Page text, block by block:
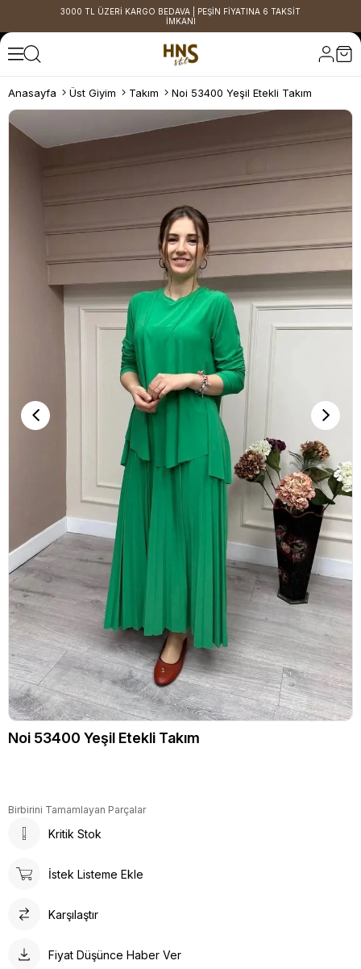
3000 TL ÜZERİ KARGO BEDAVA | PEŞİN FİYATINA 6 TAKSİT
İMKANI
Anasayfa Üst Giyim Takım Noi 53400 Yeşil Etekli Takım
Noi 53400 Yeşil Etekli Takım
Birbirini Tamamlayan Parçalar
Kritik Stok
İstek Listeme Ekle
Karşılaştır
Fiyat Düşünce Haber Ver